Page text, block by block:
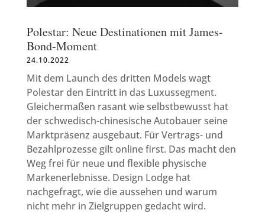
Polestar: Neue Destinationen mit James-
Bond-Moment
24.10.2022
Mit dem Launch des dritten Models wagt
Polestar den Eintritt in das Luxussegment.
Gleichermaßen rasant wie selbstbewusst hat
der schwedisch-chinesische Autobauer seine
Marktpräsenz ausgebaut. Für Vertrags- und
Bezahlprozesse gilt online first. Das macht den
Weg frei für neue und flexible physische
Markenerlebnisse. Design Lodge hat
nachgefragt, wie die aussehen und warum
nicht mehr in Zielgruppen gedacht wird.